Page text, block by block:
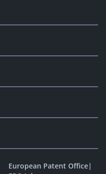
European Patent Office|